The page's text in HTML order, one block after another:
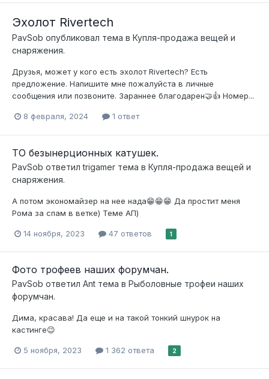
Эхолот Rivertech
PavSob опубликовал тема в Купля-продажа вещей и
снаряжения.
Друзья, может у кого есть эхолот Rivertech? Есть
предложение. Напишите мне пожалуйста в личные
сообщения или позвоните. Зараннее благодарен🤝👍 Номер...
8 февраля, 2024 1 ответ
ТО безынерционных катушек.
PavSob ответилtrigamer тема в Купля-продажа вещей и
снаряжения.
А потом экономайзер на нее нада😁😁😁 Да простит меня
Рома за спам в ветке) Теме АП)
14 ноября, 2023 47 ответов 1
Фото трофеев наших форумчан.
PavSob ответил Ant тема в Рыболовные трофеи наших
форумчан.
Дима, красава! Да еще и на такой тонкий шнурок на
кастинге😉
5 ноября, 2023 1 362 ответа 2